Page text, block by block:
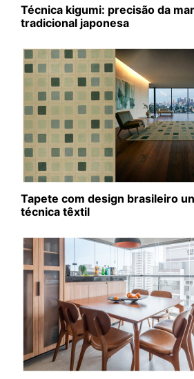
Técnica kigumi: precisão da
tradicional japonesa
Tapete com design brasileiro
técnica têxtil